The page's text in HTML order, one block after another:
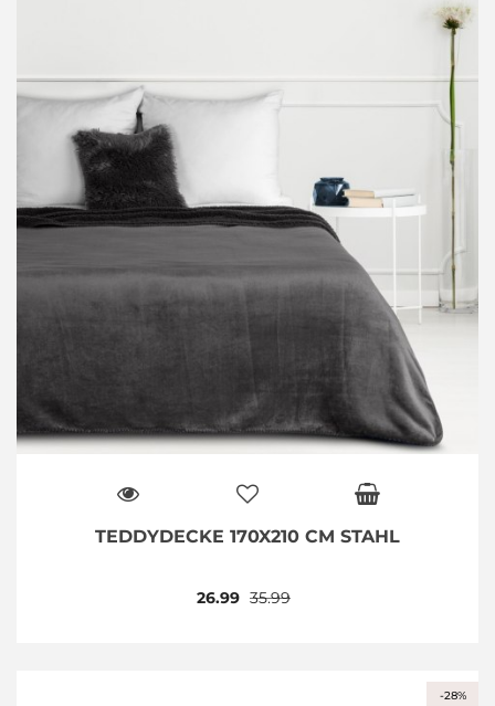
TEDDYDECKE 170X210 CM STAHL
35.99
26.99
-28%